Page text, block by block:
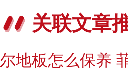
关联文章
板怎么保养 菲林格尔